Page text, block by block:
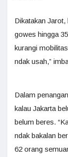
Dikatakan
gowes hingga
kurangi
ndak usah,”
Dalam
kalau Jakarta
belum beres.
ndak bakalan
62 orang